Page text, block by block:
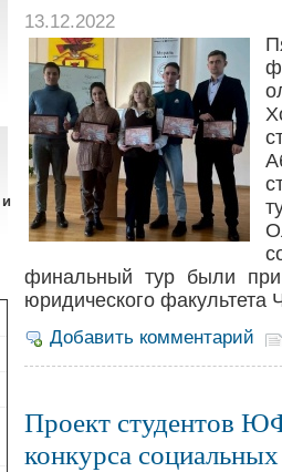
и
13.12.2022
финальный тур были
юридического факультета
Добавить комментарий
Проект студентов
конкурса